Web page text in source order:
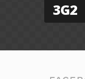
3G2